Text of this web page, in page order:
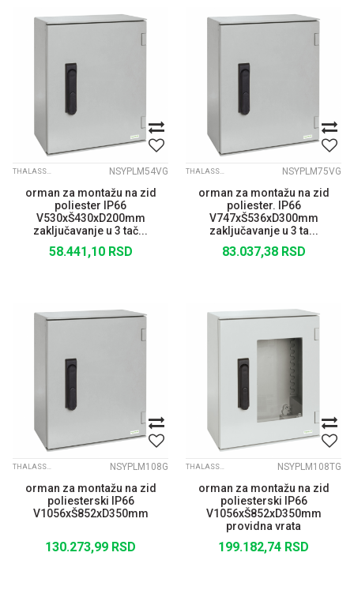
THALASSA PLM NSYPLM54VG
orman za montažu na zid
poliester IP66
V530xŠ430xD200mm
zaključavanje u 3 tač...
58.441,10 RSD
THALASSA PLM NSYPLM75VG
orman za montažu na zid
poliester. IP66
V747xŠ536xD300mm
zaključavanje u 3 ta...
83.037,38 RSD
THALASSA PLM NSYPLM108G
orman za montažu na zid
poliesterski IP66
V1056xŠ852xD350mm
130.273,99 RSD
THALASSA PLM NSYPLM108TG
orman za montažu na zid
poliesterski IP66
V1056xŠ852xD350mm
providna vrata
199.182,74 RSD